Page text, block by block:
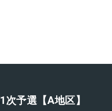
予選【A地区】